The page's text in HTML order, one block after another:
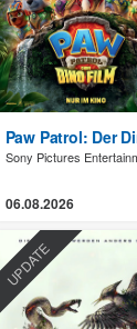
Paw Patrol: Der
Sony Pictures
06.08.2026
UPDATE